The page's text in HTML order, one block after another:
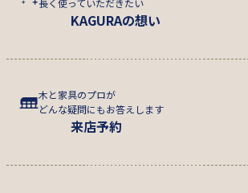
長く使っていただきたい
KAGURAの想い
木と家具のプロが
どんな疑問にもお答えします
来店予約